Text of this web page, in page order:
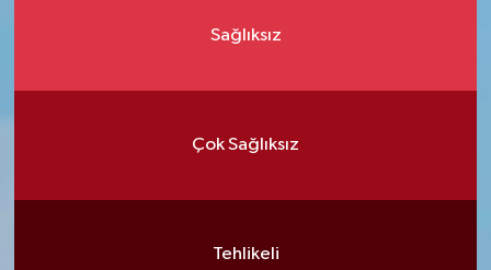
Sağlıksız
Çok Sağlıksız
Tehlikeli